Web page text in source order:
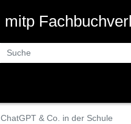
mitp
Suche
ChatGPT & Co. in der Schule